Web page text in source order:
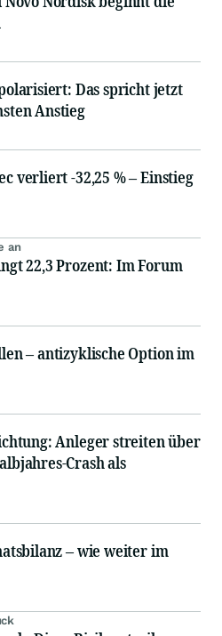
Das spricht jetzt
Anstieg
verliert -32,25 % – Einstieg
an
22,3 Prozent: Im Forum
– antizyklische Option im
Anleger streiten über
Crash als
– wie weiter im